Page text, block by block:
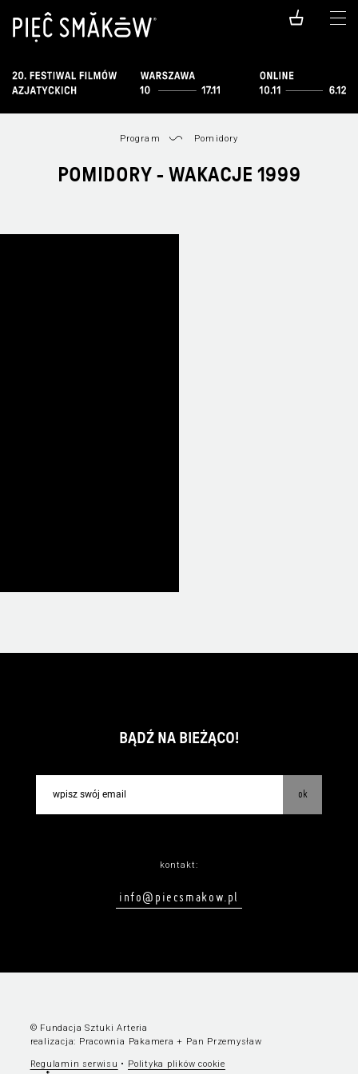
Program Pomidory
POMIDORY - WAKACJE 1999
BĄDŹ NA BIEŻĄCO!
ok
kontakt:
info@piecsmakow.pl
© Fundacja Sztuki Arteria
realizacja: Pracownia Pakamera + Pan Przemysław
Regulamin serwisu • Polityka plików cookie